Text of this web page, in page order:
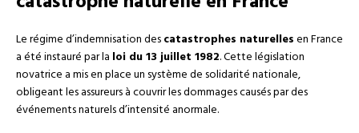
Le régime d’indemnisation descatastrophes naturellesen France
a été instauré par la loi du 13 juillet 1982. Cette législation
novatrice a mis en place un système de solidarité nationale,
obligeant les assureurs à couvrir les dommages causés par des
événements naturels d’intensité anormale.